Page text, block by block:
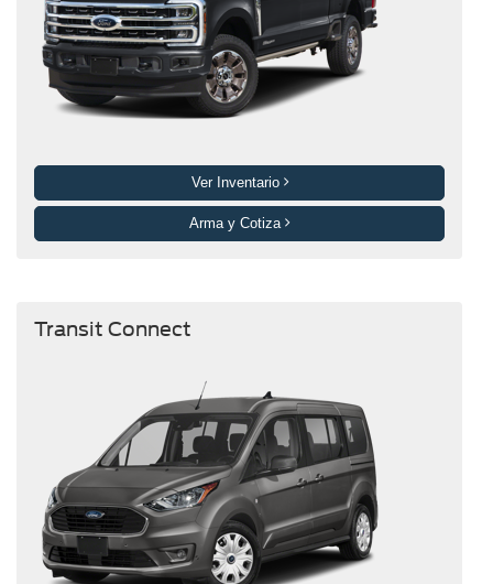
Ver Inventario
Arma y Cotiza
Transit Connect